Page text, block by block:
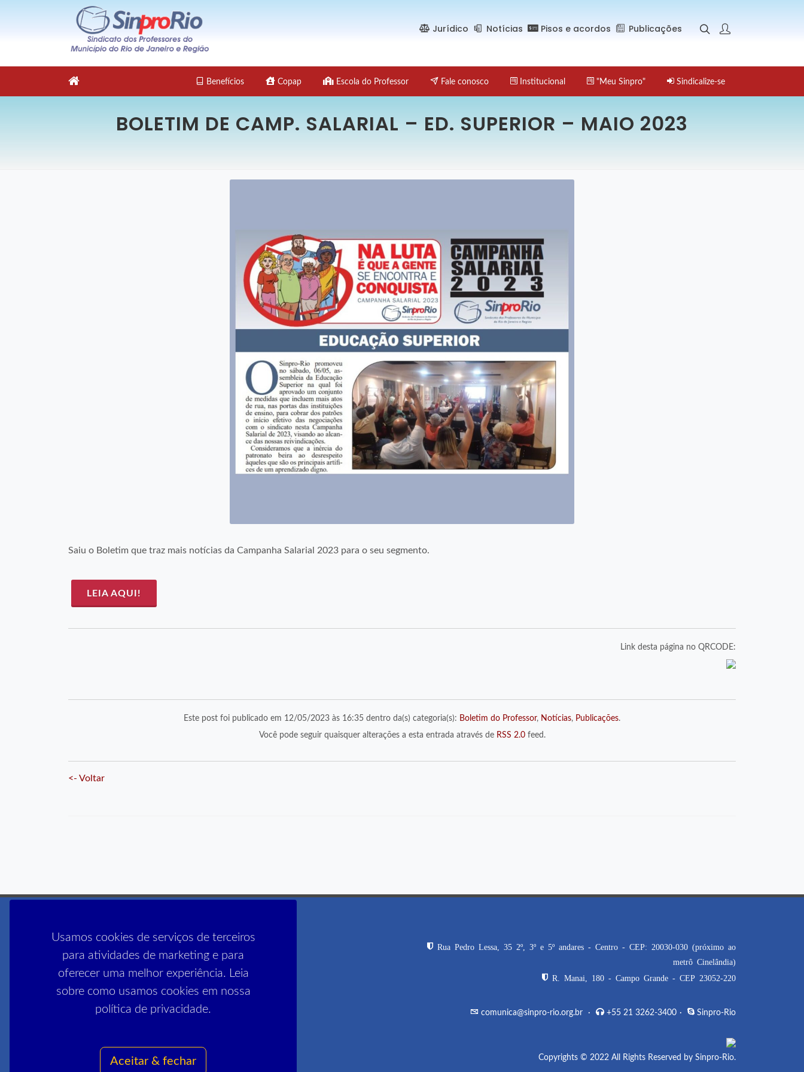
Jurídico Notícias Pisos e acordos Publicações
Usamos cookies de serviços de terceiros
para atividades de marketing e para
oferecer uma melhor experiência. Leia
sobre como usamos cookies em nossa
política de privacidade.
Aceitar & fechar
Benefícios Copap Escola do Professor Fale conosco Institucional "Meu Sinpro" Sindicalize-se
BOLETIM DE CAMP. SALARIAL – ED. SUPERIOR – MAIO 2023
Saiu o Boletim que traz mais notícias da Campanha Salarial 2023 para o seu segmento.
LEIA AQUI!
Link desta página no QRCODE:
Este post foi publicado em 12/05/2023 às 16:35 dentro da(s) categoria(s): Boletim do Professor, Notícias, Publicações.
Você pode seguir quaisquer alterações a esta entrada através de RSS 2.0feed.
<- Voltar
Rua Pedro Lessa, 35 2º, 3º e 5º andares - Centro - CEP: 20030-030 (próximo ao
metrô Cinelândia)
R. Manai, 180 - Campo Grande - CEP 23052-220
comunica@sinpro-rio.org.br · +55 21 3262-3400 · Sinpro-Rio
Copyrights © 2022 All Rights Reserved by Sinpro-Rio.